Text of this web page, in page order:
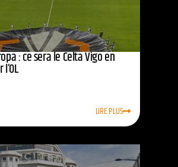
: ce sera le Celta Vigo en
LIRE PLUS